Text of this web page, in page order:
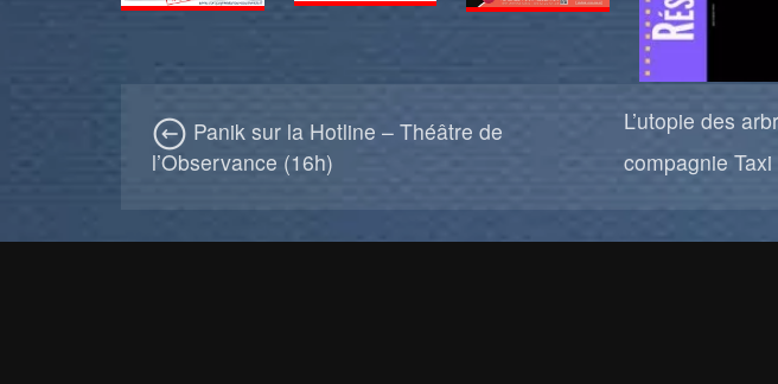
Panik sur la Hotline – Théâtre de
l’Observance (16h)
L’utopie des
compagnie